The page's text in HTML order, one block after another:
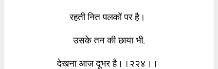
रहती नित पलकों पर है।
उसके तन की छाया भी,
देखना आज दूभर है।।२२४।।